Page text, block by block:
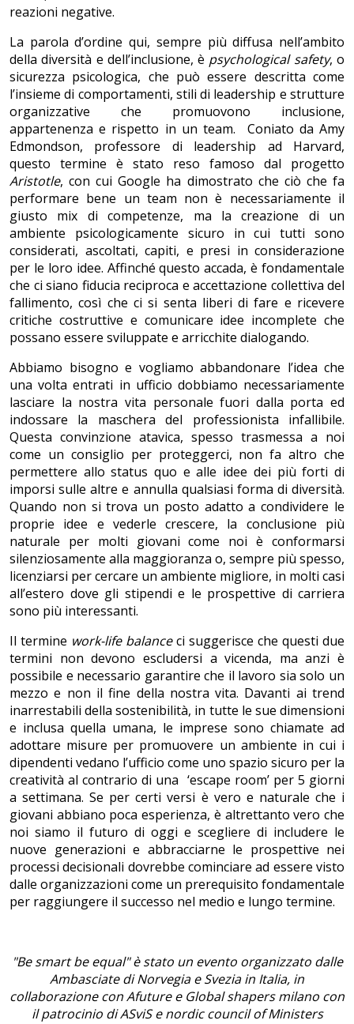
reazioni negative.
La parola d’ordine qui, sempre più diffusa nell’ambito
della diversità e dell’inclusione, è psychological safety, o
sicurezza psicologica, che può essere descritta come
l’insieme di comportamenti, stili di leadership e strutture
organizzative che promuovono inclusione,
appartenenza e rispetto in un team. Coniato da Amy
Edmondson, professore di leadership ad Harvard,
questo termine è stato reso famoso dal progetto
Aristotle, con cui Google ha dimostrato che ciò che fa
performare bene un team non è necessariamente il
giusto mix di competenze, ma la creazione di un
ambiente psicologicamente sicuro in cui tutti sono
considerati, ascoltati, capiti, e presi in considerazione
per le loro idee. Affinché questo accada, è fondamentale
che ci siano fiducia reciproca e accettazione collettiva del
fallimento, così che ci si senta liberi di fare e ricevere
critiche costruttive e comunicare idee incomplete che
possano essere sviluppate e arricchite dialogando.
Abbiamo bisogno e vogliamo abbandonare l’idea che
una volta entrati in ufficio dobbiamo necessariamente
lasciare la nostra vita personale fuori dalla porta ed
indossare la maschera del professionista infallibile.
Questa convinzione atavica, spesso trasmessa a noi
come un consiglio per proteggerci, non fa altro che
permettere allo status quo e alle idee dei più forti di
imporsi sulle altre e annulla qualsiasi forma di diversità.
Quando non si trova un posto adatto a condividere le
proprie idee e vederle crescere, la conclusione più
naturale per molti giovani come noi è conformarsi
silenziosamente alla maggioranza o, sempre più spesso,
licenziarsi per cercare un ambiente migliore, in molti casi
all’estero dove gli stipendi e le prospettive di carriera
sono più interessanti.
Il termine work-life balanceci suggerisce che questi due
termini non devono escludersi a vicenda, ma anzi è
possibile e necessario garantire che il lavoro sia solo un
mezzo e non il fine della nostra vita. Davanti ai trend
inarrestabili della sostenibilità, in tutte le sue dimensioni
e inclusa quella umana, le imprese sono chiamate ad
adottare misure per promuovere un ambiente in cui i
dipendenti vedano l’ufficio come uno spazio sicuro per la
creatività al contrario di una ‘escape room’ per 5 giorni
a settimana. Se per certi versi è vero e naturale che i
giovani abbiano poca esperienza, è altrettanto vero che
noi siamo il futuro di oggi e scegliere di includere le
nuove generazioni e abbracciarne le prospettive nei
processi decisionali dovrebbe cominciare ad essere visto
dalle organizzazioni come un prerequisito fondamentale
per raggiungere il successo nel medio e lungo termine.
"Be smart be equal" è stato un evento organizzato dalle
Ambasciate di Norvegia e Svezia in Italia, in
collaborazione con Afuture e Global shapers milano con
il patrocinio di ASviS e nordic council of Ministers